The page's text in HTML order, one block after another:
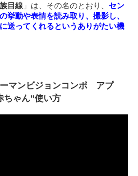
目線 」は、その名のとおり、 セン
挙動や表情を読み取り、撮影し、
送ってくれるというありがたい機
マンビジョンコンポ アプ
ゃん”使い方